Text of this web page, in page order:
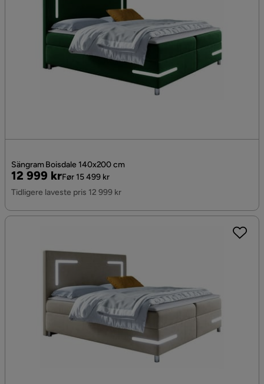
Sängram Boisdale 140x200 cm
Pris
12 999 kr
Original
Pris
Før 15 499 kr
Tidligere laveste pris 12 999 kr